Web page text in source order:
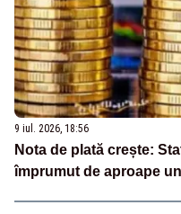
9 iul. 2026, 18:56
Nota de plată crește:
împrumut de aproape